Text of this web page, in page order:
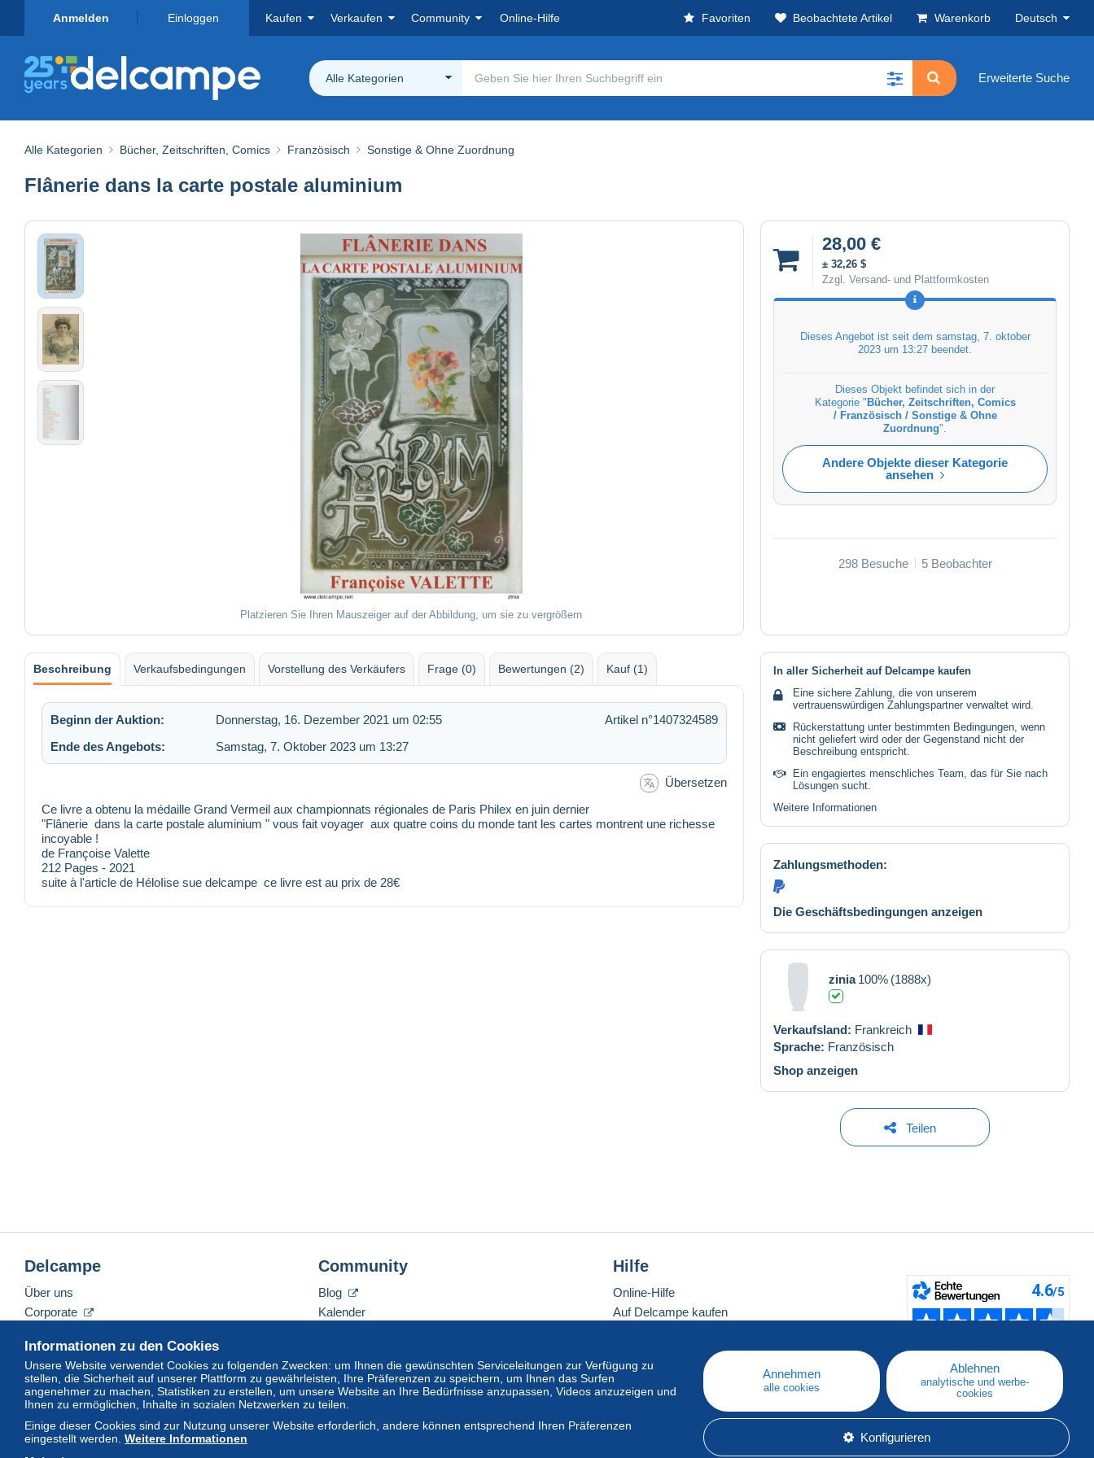
Anmelden Einloggen Kaufen Verkaufen Community Online-Hilfe Favoriten Beobachtete Artikel Warenkorb Deutsch
Alle Kategorien Erweiterte Suche
Alle Kategorien Bücher, Zeitschriften, Comics Französisch Sonstige & Ohne Zuordnung
Flânerie dans la carte postale aluminium
Platzieren Sie Ihren Mauszeiger auf der Abbildung, um sie zu vergrößern
28,00 €
± 32,26 $
Zzgl. Versand- und Plattformkosten
Dieses Angebot ist seit dem samstag, 7. oktober
2023 um 13:27 beendet.
Dieses Objekt befindet sich in der
Kategorie " Bücher, Zeitschriften, Comics
/ Französisch / Sonstige & Ohne
Zuordnung".
Andere Objekte dieser Kategorie
ansehen
298 Besuche 5 Beobachter
Beschreibung Verkaufsbedingungen Vorstellung des Verkäufers Frage (0) Bewertungen (2) Kauf (1)
Beginn der Auktion: Donnerstag, 16. Dezember 2021 um 02:55
Artikel n°1407324589
Ende des Angebots:
Samstag, 7. Oktober 2023 um 13:27
Übersetzen
Ce livre a obtenu la médaille Grand Vermeil aux championnats régionales de Paris Philex en juin dernier
"Flânerie dans la carte postale aluminium " vous fait voyager aux quatre coins du monde tant les cartes montrent une richesse
incoyable !
de Françoise Valette
212 Pages - 2021
suite à l'article de HéloIise sue delcampe ce livre est au prix de 28€
In aller Sicherheit auf Delcampe kaufen
Eine sichere Zahlung, die von unserem
vertrauenswürdigen Zahlungspartner verwaltet wird.
Rückerstattung unter bestimmten Bedingungen, wenn
nicht geliefert wird oder der Gegenstand nicht der
Beschreibung entspricht.
Ein engagiertes menschliches Team, das für Sie nach
Lösungen sucht.
Weitere Informationen
Zahlungsmethoden:
Die Geschäftsbedingungen anzeigen
zinia 100% (1888x)
Verkaufsland: Frankreich
Sprache: Französisch
Shop anzeigen
Teilen
Informationen zu den Cookies
Unsere Website verwendet Cookies zu folgenden Zwecken: um Ihnen die gewünschten Serviceleitungen zur Verfügung zu
stellen, die Sicherheit auf unserer Plattform zu gewährleisten, Ihre Präferenzen zu speichern, um Ihnen das Surfen
angenehmer zu machen, Statistiken zu erstellen, um unsere Website an Ihre Bedürfnisse anzupassen, Videos anzuzeigen und
Ihnen zu ermöglichen, Inhalte in sozialen Netzwerken zu teilen.
Einige dieser Cookies sind zur Nutzung unserer Website erforderlich, andere können entsprechend Ihren Präferenzen
eingestellt werden. Weitere Informationen
Annehmen
alle cookies
Ablehnen
analytische und werbe-
cookies
Konfigurieren
Delcampe
Über uns
Corporate
Nehmen Sie Kontakt mit uns auf
Community
Blog
Kalender
Hilfe
Online-Hilfe
Auf Delcampe kaufen
Eine sichere Website